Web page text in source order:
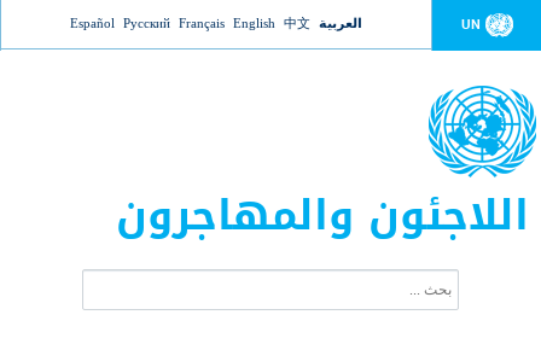
Jump to navigation UN العربية 中文
English
Français
Русский
Español
اللاجئون والمهاجرون
ب